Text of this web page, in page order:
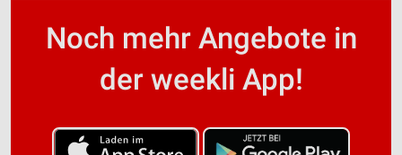
Noch mehr Angebote in
der weekli App!